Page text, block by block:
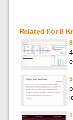
Related For 8